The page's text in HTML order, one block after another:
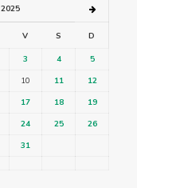
V S D
3 4
5
10 11
12
17 18
19
24 25
26
31